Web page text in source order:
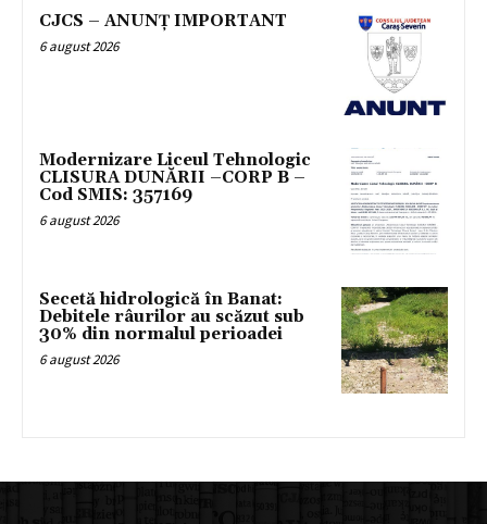
CJCS – ANUNȚ IMPORTANT
6 august 2026
Modernizare Liceul Tehnologic
CLISURA DUNĂRII –CORP B –
Cod SMIS: 357169
6 august 2026
Secetă hidrologică în Banat:
Debitele râurilor au scăzut sub
30% din normalul perioadei
6 august 2026